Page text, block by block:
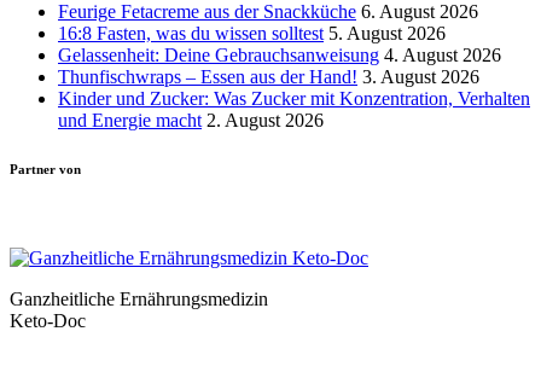
Feurige Fetacreme aus der Snackküche 6. August 2026
16:8 Fasten, was du wissen solltest 5. August 2026
Gelassenheit: Deine Gebrauchsanweisung 4. August 2026
Thunfischwraps – Essen aus der Hand! 3. August 2026
Kinder und Zucker: Was Zucker mit Konzentration, Verhalten
und Energie macht 2. August 2026
Partner von
Ganzheitliche Ernährungsmedizin
Keto-Doc